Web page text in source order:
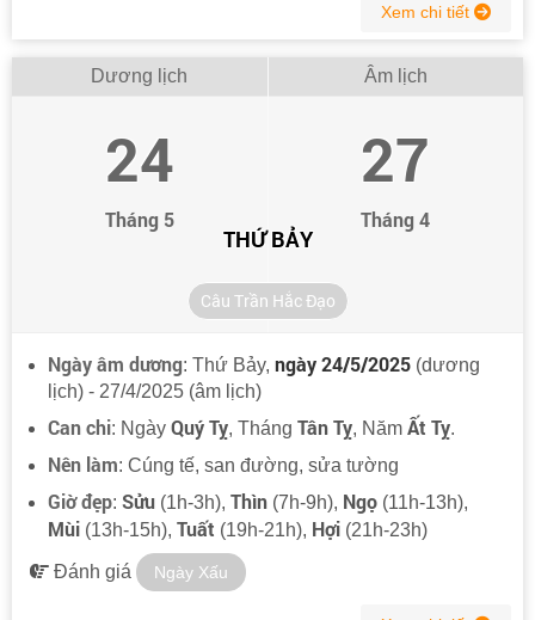
Xem chi tiết
Dương lịch
24
Tháng 5
Âm lịch
27
Tháng 4
THỨ BẢY
Câu Trần Hắc Đạo
Ngày âm dương: Thứ Bảy, ngày 24/5/2025 (dương
lịch) - 27/4/2025 (âm lịch)
Can chi: Ngày Quý Tỵ, Tháng Tân Tỵ, Năm Ất Tỵ.
Nên làm: Cúng tế, san đường, sửa tường
Giờ đẹp: Sửu (1h-3h), Thìn (7h-9h), Ngọ (11h-13h),
Mùi (13h-15h), Tuất (19h-21h), Hợi (21h-23h)
Đánh giá Ngày Xấu